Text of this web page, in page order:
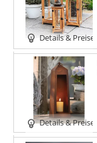
Details & Preise
Details & Preise